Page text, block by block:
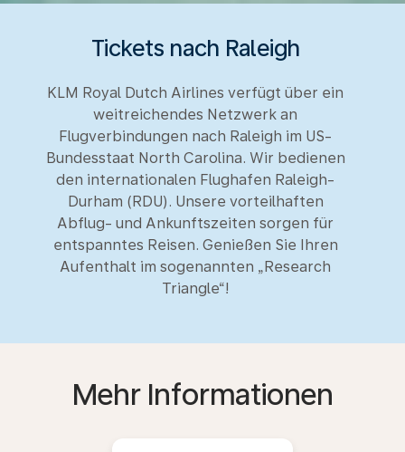
Tickets nach Raleigh
KLM Royal Dutch Airlines verfügt über ein
weitreichendes Netzwerk an
Flugverbindungen nach Raleigh im US-
Bundesstaat North Carolina. Wir bedienen
den internationalen Flughafen Raleigh-
Durham (RDU). Unsere vorteilhaften
Abflug- und Ankunftszeiten sorgen für
entspanntes Reisen. Genießen Sie Ihren
Aufenthalt im sogenannten „Research
Triangle“!
Mehr Informationen